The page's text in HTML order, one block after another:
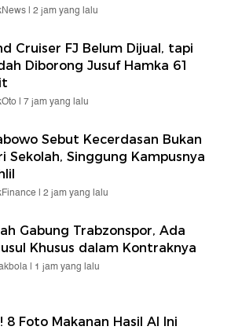
| 2 jam yang lalu
Cruiser FJ Belum Dijual, tapi
Diborong Jusuf Hamka 61
| 7 jam yang lalu
Sebut Kecerdasan Bukan
Sekolah, Singgung Kampusnya
| 2 jam yang lalu
Gabung Trabzonspor, Ada
Khusus dalam Kontraknya
| 1 jam yang lalu
8 Foto Makanan Hasil AI Ini